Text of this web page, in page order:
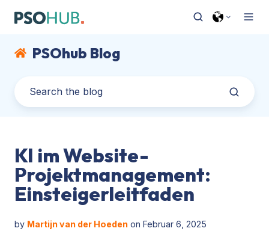
PSOhub Blog
KI im Website-
Projektmanagement:
Einsteigerleitfaden
by Martijn van der Hoeden on Februar 6, 2025